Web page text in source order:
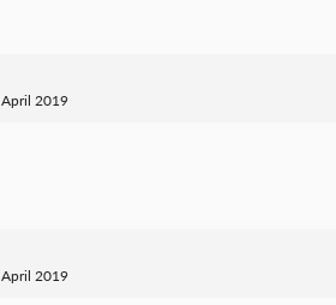
2019
2019